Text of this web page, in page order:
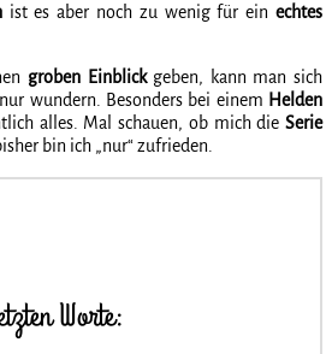
ist es aber noch zu wenig für einechtes
groben Einblickgeben, kann man sich
wundern. Besonders bei einem Helden
alles. Mal schauen, ob mich dieSerie
bin ich „nur“ zufrieden.
Worte: